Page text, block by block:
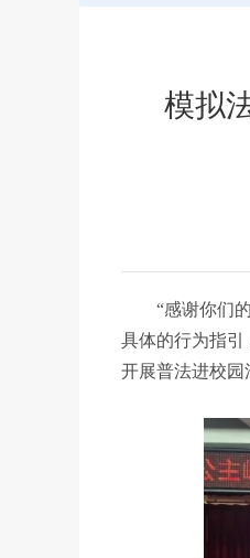
模拟
“感谢你们
具体的行为指引
开展普法进校园